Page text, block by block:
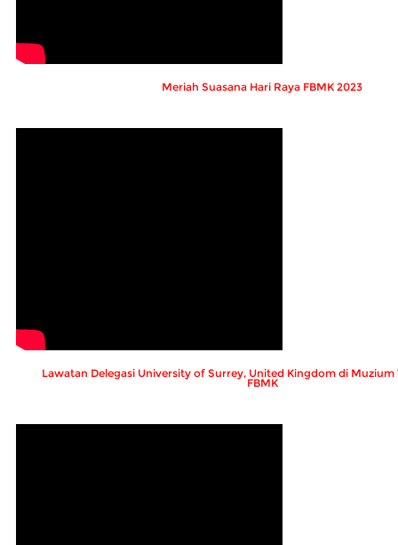
Meriah Suasana Hari Raya FBMK 2023
Lawatan Delegasi University of Surrey, United Kingdom di
FBMK